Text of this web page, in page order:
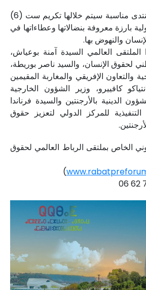
كما سيشكل هذا المنتدى مناسبة سيتم خلالها تكريم ست (6)
بارزة معروفة بنضالاتها وعطاءاتها في
والنهوض بها.
العالمي السيدة آمنة بوعياش،
لحقوق الإنسان، والسيد ناصر بوريطة،
والتعاون الإفريقي والمغاربة المقيمين
كافييرو، وزير الشؤون الخارجية
الدينية بالأرجنتين والسيدة فرناندا
التنفيذية للمركز الدولي لتعزيز حقوق
الخاص بملتقى الرباط العالمي لحقوق
)